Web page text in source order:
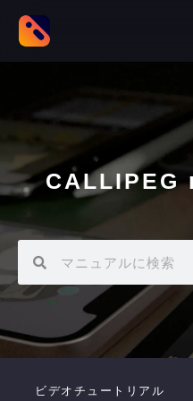
CALLIPEG
ビデオチュートリアル